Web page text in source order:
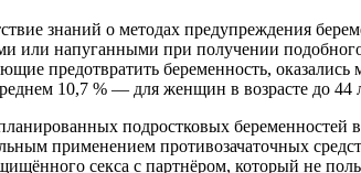
знаний о методах предупреждения
или напуганными при получении
предотвратить беременность,
10,7 % — для женщин в возрасте до 44
подростковых
применением противозачаточных
секса с партнёром, который не